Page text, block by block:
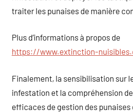
traiter les punaises de manière
Plus d’informations à propos de
https://www.extinction-
Finalement, la sensibilisation sur
infestation et la compréhension
efficaces de gestion des punaises